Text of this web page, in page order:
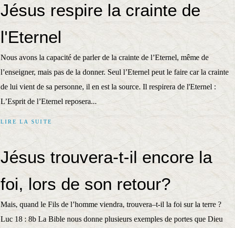
Jésus respire la crainte de
l'Eternel
Nous avons la capacité de parler de la crainte de l’Eternel, même de
l’enseigner, mais pas de la donner. Seul l’Eternel peut le faire car la crainte
de lui vient de sa personne, il en est la source. Il respirera de l'Eternel :
L’Esprit de l’Eternel reposera...
LIRE LA SUITE
Jésus trouvera-t-il encore la
foi, lors de son retour?
Mais, quand le Fils de l’homme viendra, trouvera–t-il la foi sur la terre ?
Luc 18 : 8b La Bible nous donne plusieurs exemples de portes que Dieu